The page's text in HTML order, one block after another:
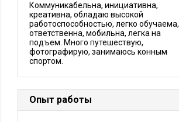
Коммуникабельна, инициативна,
креативна, обладаю высокой
работоспособностью, легко обучаема,
ответственна, мобильна, легка на
подъем. Много путешествую,
фотографирую, занимаюсь конным
спортом.
Опыт работы